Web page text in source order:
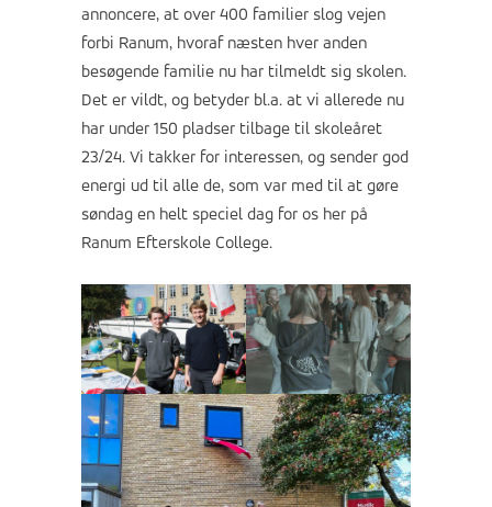
annoncere, at over 400 familier slog vejen
forbi Ranum, hvoraf næsten hver anden
besøgende familie nu har tilmeldt sig skolen.
Det er vildt, og betyder bl.a. at vi allerede nu
har under 150 pladser tilbage til skoleåret
23/24. Vi takker for interessen, og sender god
energi ud til alle de, som var med til at gøre
søndag en helt speciel dag for os her på
Ranum Efterskole College.